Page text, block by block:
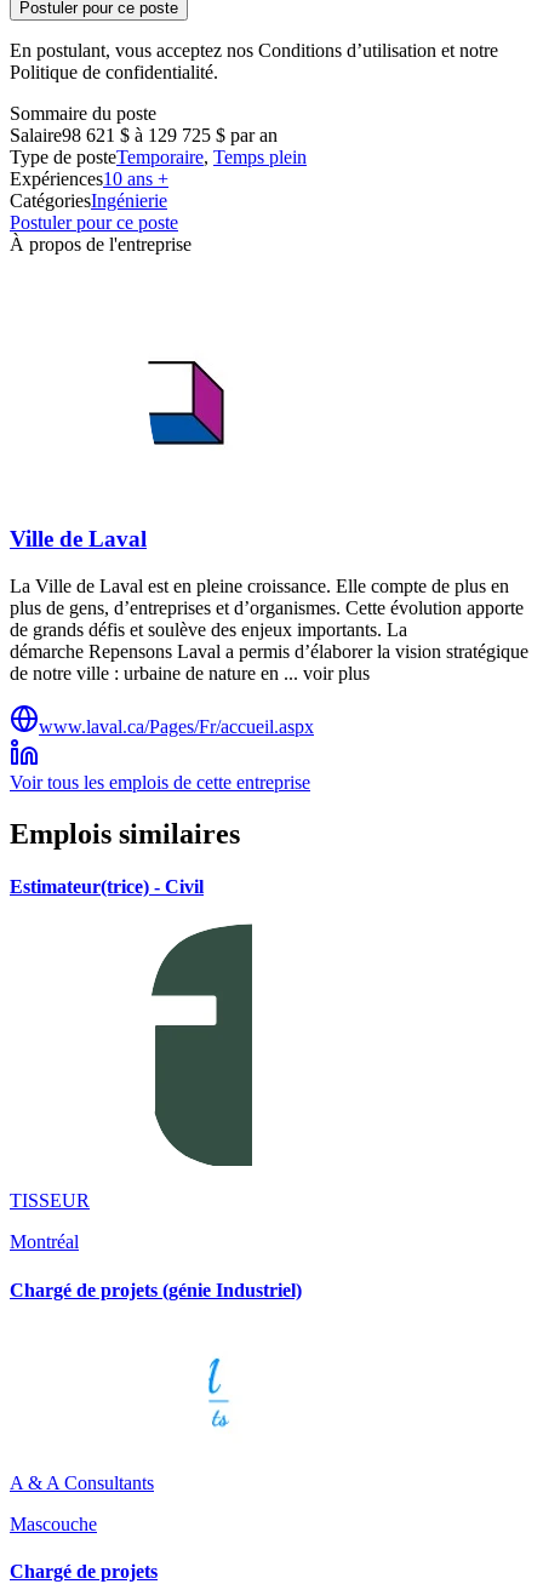
Postuler pour ce poste
En postulant, vous acceptez nos Conditions d’utilisation et notre
Politique de confidentialité.
Sommaire du poste
Salaire98 621 $ à 129 725 $ par an
Type de posteTemporaire, Temps plein
Expériences10 ans +
CatégoriesIngénierie
Postuler pour ce poste
À propos de l'entreprise
Ville de Laval
La Ville de Laval est en pleine croissance. Elle compte de plus en
plus de gens, d’entreprises et d’organismes. Cette évolution apporte
de grands défis et soulève des enjeux importants. La
démarche Repensons Laval a permis d’élaborer la vision stratégique
de notre ville : urbaine de nature en ... voir plus
www.laval.ca/Pages/Fr/accueil.aspx
Voir tous les emplois de cette entreprise
Emplois similaires
Estimateur(trice) - Civil
TISSEUR
Montréal
Chargé de projets (génie Industriel)
A & A Consultants
Mascouche
Chargé de projets